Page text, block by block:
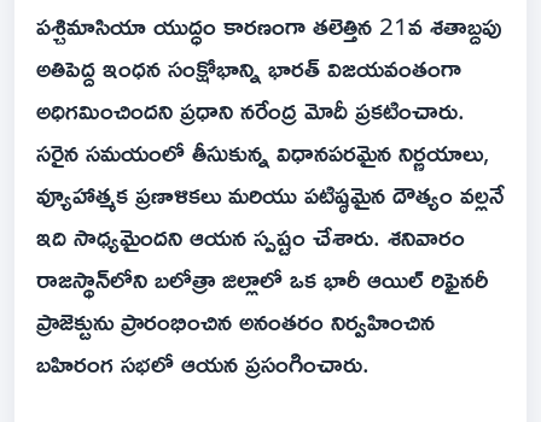
పశ్చిమాసియా యుద్ధం కారణంగా తలెత్తిన 21వ శతాబ్దపు
అతిపెద్ద ఇంధన సంక్షోభాన్ని భారత్ విజయవంతంగా
అధిగమించిందని ప్రధాని నరేంద్ర మోదీ ప్రకటించారు.
సరైన సమయంలో తీసుకున్న విధానపరమైన నిర్ణయాలు,
వ్యూహాత్మక ప్రణాళికలు మరియు పటిష్ఠమైన దౌత్యం వల్లనే
ఇది సాధ్యమైందని ఆయన స్పష్టం చేశారు. శనివారం
రాజస్థాన్‌లోని బలోత్రా జిల్లాలో ఒక భారీ ఆయిల్ రిఫైనరీ
ప్రాజెక్టును ప్రారంభించిన అనంతరం నిర్వహించిన
బహిరంగ సభలో ఆయన ప్రసంగించారు.